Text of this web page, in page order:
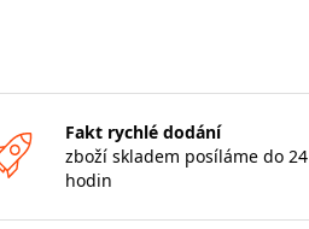
Fakt rychlé dodání
zboží skladem posíláme do 24
hodin